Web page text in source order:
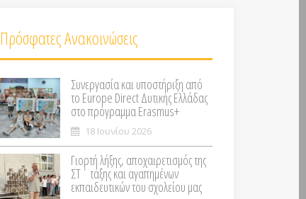
Πρόσφατες Ανακοινώσεις
Συνεργασία και υποστήριξη από
το Europe Direct Δυτικής Ελλάδας
στο πρόγραμμα Erasmus+
18 Ιουνίου 2026
Γιορτή λήξης, αποχαιρετισμός της
ΣΤ΄ τάξης και αγαπημένων
εκπαιδευτικών του σχολείου μας